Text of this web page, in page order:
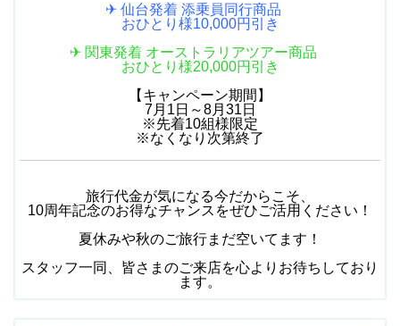
✈ 仙台発着 添乗員同行商品
おひとり様10,000円引き
✈ 関東発着 オーストラリアツアー商品
おひとり様20,000円引き
【キャンペーン期間】
7月1日～8月31日
※先着10組様限定
※なくなり次第終了
旅行代金が気になる今だからこそ、
10周年記念のお得なチャンスをぜひご活用ください！
夏休みや秋のご旅行まだ空いてます！
スタッフ一同、皆さまのご来店を心よりお待ちしており
ます。